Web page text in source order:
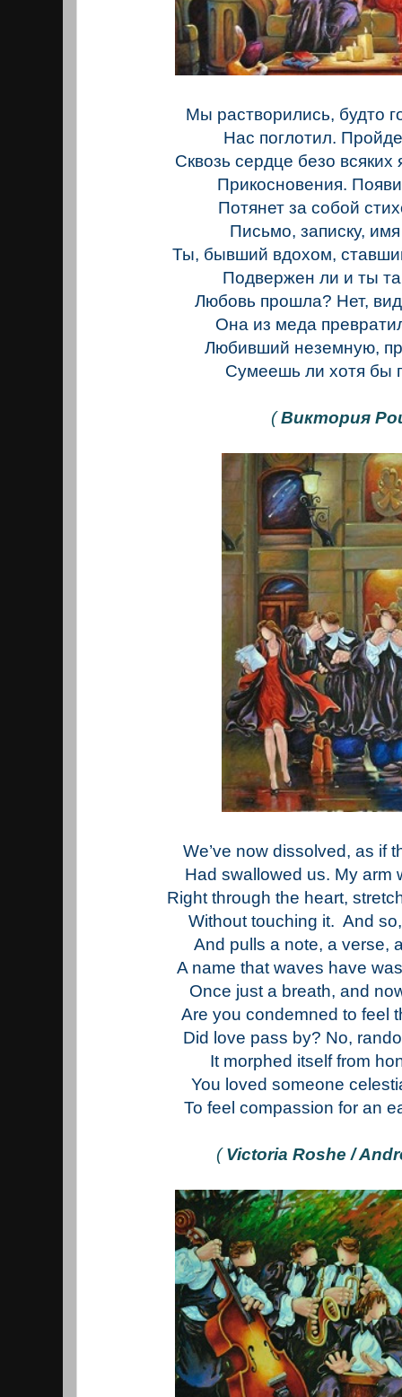
Мы растворились, будто
Нас поглотил.
Сквозь сердце безо всяких
Прикосновения.
Потянет за собой
Письмо, записку,
Ты, бывший вдохом,
Подвержен ли и ты
Любовь прошла? Нет,
Она из меда
Любивший неземную,
Сумеешь ли хотя бы
(Виктория
We’ve now dissolved, as if
Had swallowed us. My arm
Right through the heart,
Without touching it. And
And pulls a note, a verse,
A name that waves have
Once just a breath, and
Are you condemned to feel
Did love pass by? No,
It morphed itself from
You loved someone
To feel compassion for an
(Victoria Roshe /